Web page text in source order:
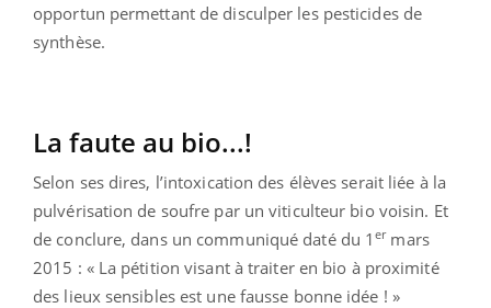
opportun permettant de disculper les pesticides de
synthèse.
La faute au bio...!
Selon ses dires, l’intoxication des élèves serait liée à la
pulvérisation de soufre par un viticulteur bio voisin. Et
de conclure, dans un communiqué daté du 1ermars
2015 : « La pétition visant à traiter en bio à proximité
des lieux sensibles est une fausse bonne idée ! »